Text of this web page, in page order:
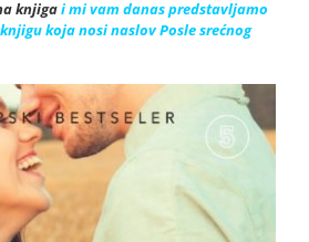
knjigai mi vam danas predstavljamo
koja nosi naslov Posle srećnog